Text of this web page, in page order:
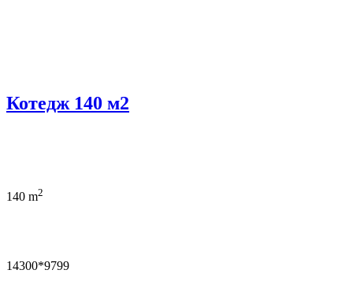
Котедж 140 м2
140 m2
14300*9799